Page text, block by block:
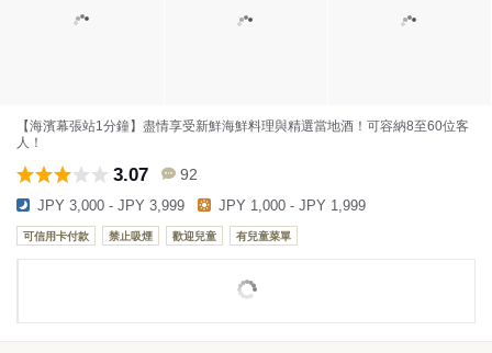
【海濱幕張站1分鐘】盡情享受新鮮海鮮料理與精選當地酒！可容納8至60位客
人！
3.07 92
JPY 3,000 - JPY 3,999 JPY 1,000 - JPY 1,999
可信用卡付款 禁止吸煙 歡迎兒童 有兒童菜單